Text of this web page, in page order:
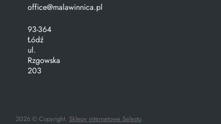
office@malawinnica.pl
93-364
Łódź
ul.
Rzgowska
203
2026 © Copyright. Sklepy internetowe Selesto